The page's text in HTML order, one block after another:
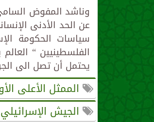
وناشد المفوض
عن الحد الأدنى
سياسات الحكومة
الفلسطينيين “
يحتمل أن تصل الى
الممثل الأعلى
الجيش الإسرائيلي